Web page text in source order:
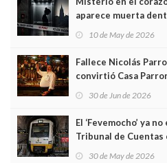
aparece muerta
edificio y las
10 de May de 2026
Fallece Nicolás
convirtió Casa
Asturias en Madrid
30 de Jun de 2026
El ‘Fevemocho’ ya
Tribunal de
sobrecoste de los
30 de May de 2026